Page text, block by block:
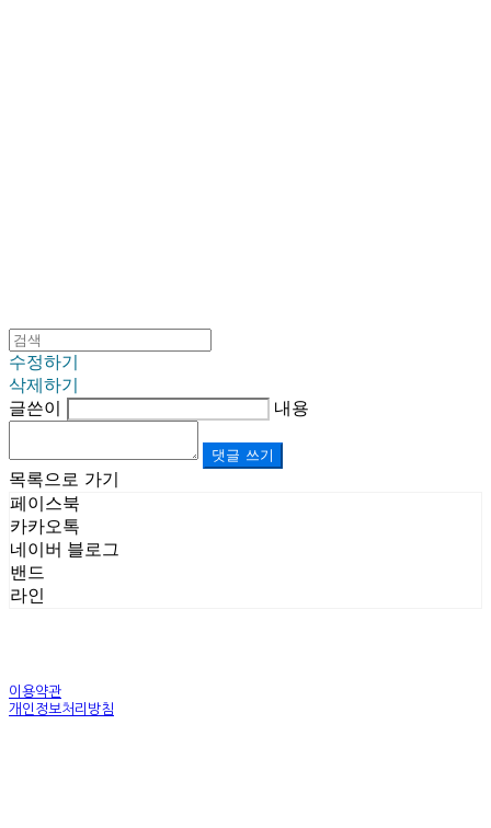
수정하기
삭제하기
글쓴이
내용
댓글 쓰기
목록으로 가기
페이스북
카카오톡
네이버 블로그
밴드
라인
이용약관
개인정보처리방침